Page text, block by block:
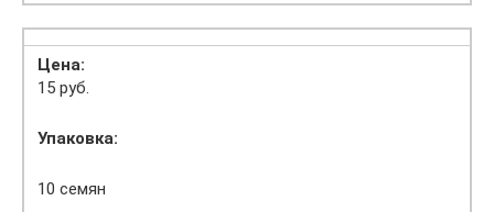
Цена:
15 руб.
Упаковка:
10 семян